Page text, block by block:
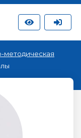
методическая